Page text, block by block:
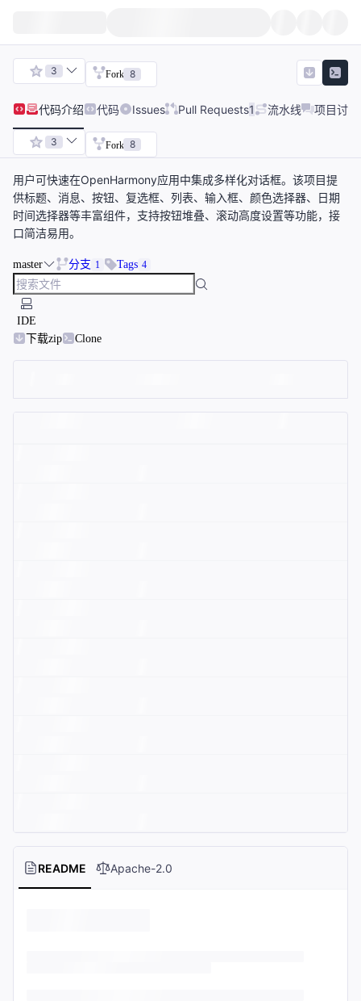
3 Fork 8
代码介绍 代码 Issues Pull Requests1 流水线 项目讨论
3 Fork 8
用户可快速在OpenHarmony应用中集成多样化对话框。该项目提
供标题、消息、按钮、复选框、列表、输入框、颜色选择器、日期
时间选择器等丰富组件，支持按钮堆叠、滚动高度设置等功能，接
口简洁易用。
master 分支 1 Tags 4
IDE
下载zip
Clone
README Apache-2.0